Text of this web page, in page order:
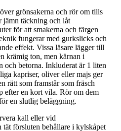
grönsakerna och rör om tills
jämn täckning och låt
för att smakerna och färgen
fungerar med gurkslicks och
effekt. Vissa läsare lägger till
krämig ton, men kärnan i
och betorna. Inkluderat är 1 liten
kapriser, oliver eller majs ger
rätt som framstår som fräsch
efter en kort vila. Rör om dem
en slutlig beläggning.
kall eller vid
tät försluten behållare i kylskåpet